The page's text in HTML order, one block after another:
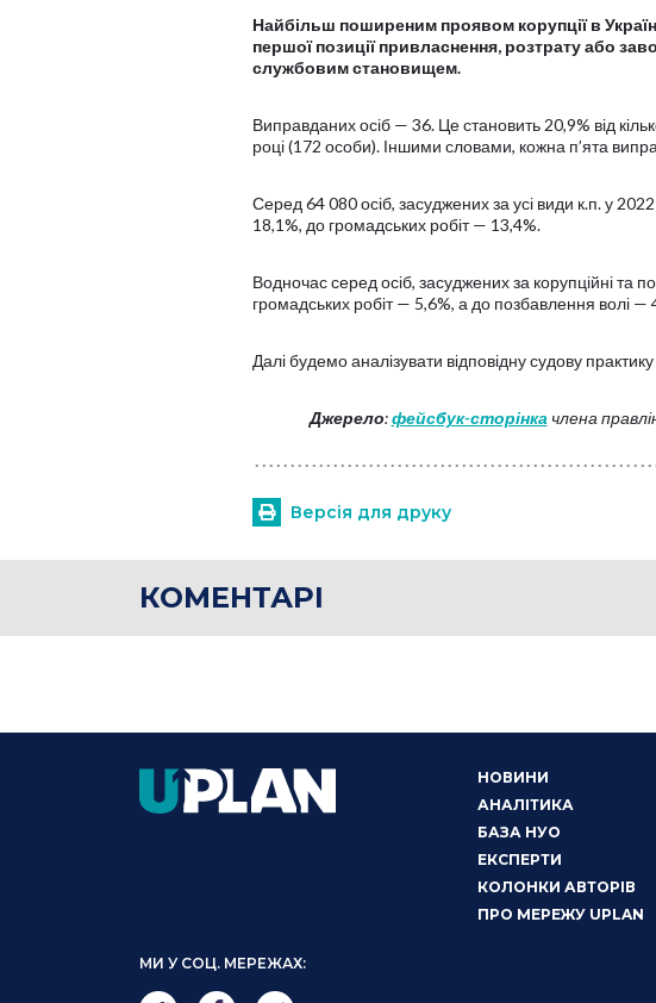
Найбільш поширеним проявом корупції в
першої позиції привласнення, розтрату або
службовим становищем.
Виправданих осіб — 36. Це становить 20,9% від
році (172 особи). Іншими словами, кожна п’ята
Серед 64 080 осіб, засуджених за усі види к.п. у
18,1%, до громадських робіт — 13,4%.
Водночас серед осіб, засуджених за корупційні та
громадських робіт — 5,6%, а до позбавлення волі —
Далі будемо аналізувати відповідну судову
Джерело:фейсбук-сторінка члена
Версія для друку
КОМЕНТАРІ
МИ У СОЦ. МЕРЕЖАХ:
НОВИНИ
АНАЛІТИКА
БАЗА НУО
ЕКСПЕРТИ
КОЛОНКИ АВТОРІВ
ПРО МЕРЕЖУ UPLAN